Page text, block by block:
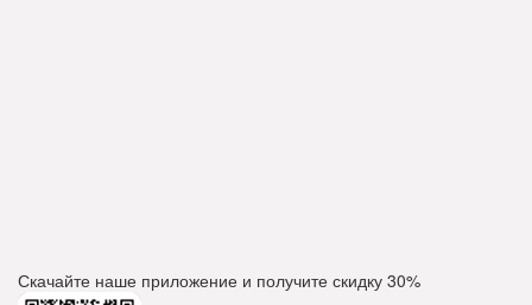
Скачайте наше приложение и получите скидку 30%